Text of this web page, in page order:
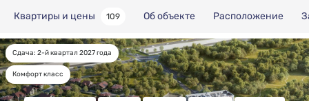
Квартиры и цены 109 Об объекте Расположение
Сдача: 2-й квартал 2027 года
Комфорт класс
Квартиры и цены